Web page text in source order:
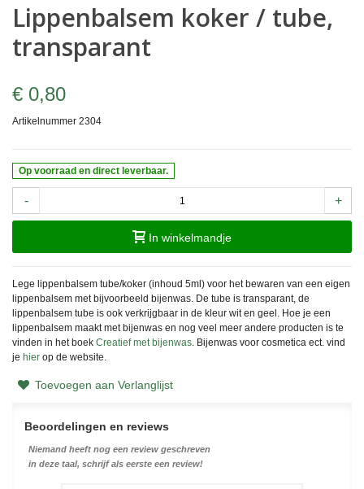
Lippenbalsem koker / tube,
transparant
€ 0,80
Artikelnummer 2304
Op voorraad en direct leverbaar.
- +
In winkelmandje
Lege lippenbalsem tube/koker (inhoud 5ml) voor het bewaren van een eigen
lippenbalsem met bijvoorbeeld bijenwas. De tube is transparant, de
lippenbalsem tube is ook verkrijgbaar in de kleur wit en geel. Hoe je een
lippenbalsem maakt met bijenwas en nog veel meer andere producten is te
vinden in het boek Creatief met bijenwas. Bijenwas voor cosmetica ect. vind
je hier op de website.
Toevoegen aan Verlanglijst
Beoordelingen en reviews
Niemand heeft nog een review geschreven
in deze taal, schrijf als eerste een review!